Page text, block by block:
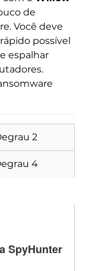
de
Você deve
possível
espalhar
2
4
SpyHunter